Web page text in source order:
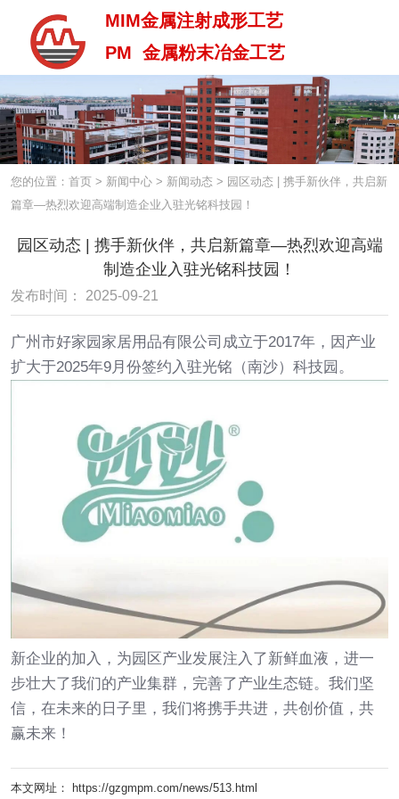
PM 金属粉末治金工艺
MIM金属注射成形工艺
PM 金属粉末冶金工艺
您的位置：首页 > 新闻中心 > 新闻动态 > 园区动态 | 携手新伙伴，共启新
篇章—热烈欢迎高端制造企业入驻光铭科技园！
园区动态 | 携手新伙伴，共启新篇章—热烈欢迎高端
制造企业入驻光铭科技园！
发布时间： 2025-09-21
广州市好家园家居用品有限公司成立于2017年， 因产业
扩大于2025年9月份签约入驻光铭（南沙）科技园。
新企业的加入，为园区产业发展注入了新鲜血液，进一
步壮大了我们的产业集群，完善了产业生态链。我们坚
信，在未来的日子里，我们将携手共进，共创价值，共
赢未来！
本文网址： https://gzgmpm.com/news/513.html